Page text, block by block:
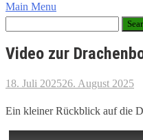
Main Menu
Video zur
18. Juli 202526. August 2025
Ein kleiner Rückblick auf die